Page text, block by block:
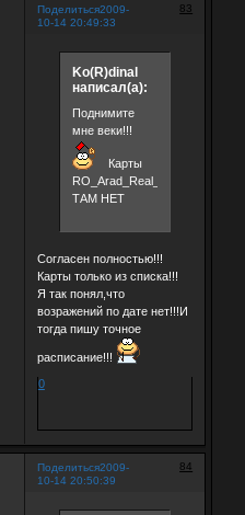
Поделиться 83
2009-
10-14 20:49:33
Ko(R)dinal
написал(а):
Поднимите
мне веки!!!
Карты
ТАМ НЕТ
Согласен полностью!!!
Карты только из списка!!!
Я так понял,что
возражений по дате нет!!!И
тогда пишу точное
расписание!!!
0
Поделиться 84
2009-
10-14 20:50:39